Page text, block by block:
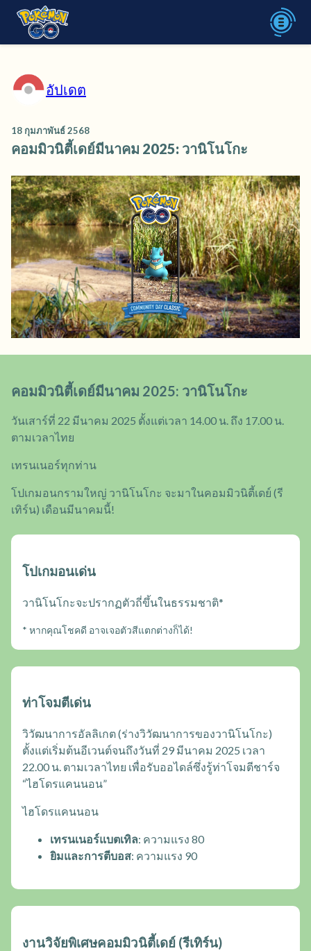
อัปเดต
18 กุมภาพันธ์ 2568
คอมมิวนิตี้เดย์มีนาคม 2025: วานิโนโกะ
คอมมิวนิตี้เดย์มีนาคม 2025: วานิโนโกะ
วันเสาร์ที่ 22 มีนาคม 2025 ตั้งแต่เวลา 14.00 น. ถึง 17.00 น.
ตามเวลาไทย
เทรนเนอร์ทุกท่าน
โปเกมอนกรามใหญ่ วานิโนโกะ จะมาในคอมมิวนิตี้เดย์ (รี
เทิร์น) เดือนมีนาคมนี้!
โปเกมอนเด่น
วานิโนโกะจะปรากฏตัวถี่ขึ้นในธรรมชาติ*
* หากคุณโชคดี อาจเจอตัวสีแตกต่างก็ได้!
ท่าโจมตีเด่น
วิวัฒนาการอัลลิเกต (ร่างวิวัฒนาการของวานิโนโกะ)
ตั้งแต่เริ่มต้นอีเวนต์จนถึงวันที่ 29 มีนาคม 2025 เวลา
22.00 น. ตามเวลาไทย เพื่อรับออไดล์ซึ่งรู้ท่าโจมตีชาร์จ
“ไฮโดรแคนนอน”
ไฮโดรแคนนอน
เทรนเนอร์แบตเทิล: ความแรง 80
ยิมและการตีบอส: ความแรง 90
งานวิจัยพิเศษคอมมิวนิตี้เดย์ (รีเทิร์น)